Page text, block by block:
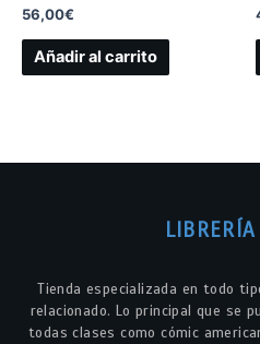
56,00€
Añadir al carrito
Tienda especializada en todo
relacionado. Lo principal que se
todas clases como cómic